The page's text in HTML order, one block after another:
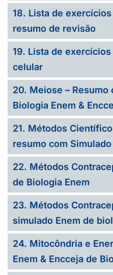
18. Lista de
resumo de revisão
19. Lista de
celular
20. Meiose – Resumo
Biologia Enem &
21. Métodos
resumo com Simulado
22. Métodos
de Biologia Enem
23. Métodos
simulado Enem de
24. Mitocôndria e
Enem & Encceja de